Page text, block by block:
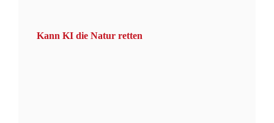
Kann KI die Natur retten